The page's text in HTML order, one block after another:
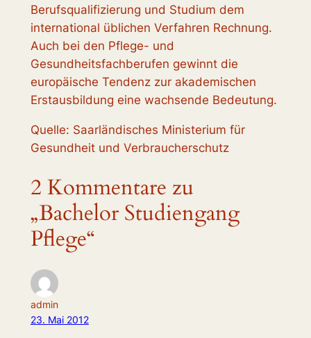
Berufsqualifizierung und Studium dem
international üblichen Verfahren Rechnung.
Auch bei den Pflege- und
Gesundheitsfachberufen gewinnt die
europäische Tendenz zur akademischen
Erstausbildung eine wachsende Bedeutung.
Quelle: Saarländisches Ministerium für
Gesundheit und Verbraucherschutz
2 Kommentare zu
„Bachelor Studiengang
Pflege“
admin
23. Mai 2012